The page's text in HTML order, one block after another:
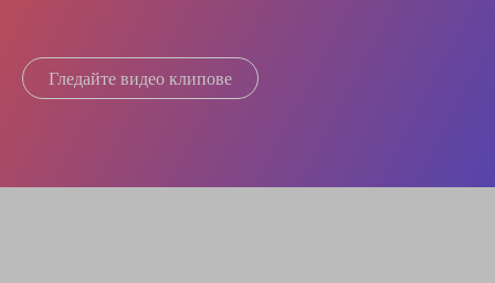
Гледайте видео клипове